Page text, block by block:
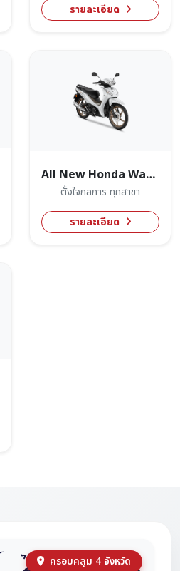
รายละเอียด
All New Honda Wave110
ตั้งใจกลการ ทุกสาขา
รายละเอียด
ครอบคลุม 4 จังหวัด